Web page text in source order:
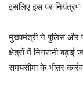
इसलिए इस पर
मुख्यमंत्री ने पुलिस और
क्षेत्रों में निगरानी
समयसीमा के भीतर